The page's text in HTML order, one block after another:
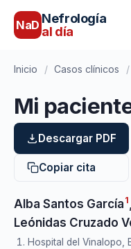
NaD Nefrología
al día
Inicio / Casos clínicos /
Mi
Descargar PDF
Copiar cita
Alba Santos García 1
Leónidas Cruzado
Hospital del Vinalopo,